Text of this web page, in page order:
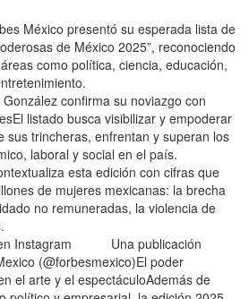
México presentó su esperada lista de
de México 2025”, reconociendo
como política, ciencia, educación,
confirma su noviazgo con
listado busca visibilizar y empoderar
sus trincheras, enfrentan y superan los
laboral y social en el país.
esta edición con cifras que
de mujeres mexicanas: la brecha
no remuneradas, la violencia de
en Instagram Una publicación
(@forbesmexico)El poder
el arte y el espectáculoAdemás de